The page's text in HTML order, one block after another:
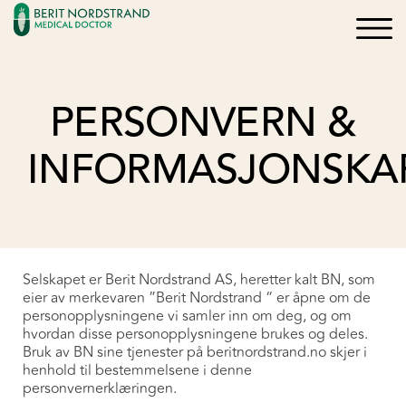
Søk ×
Oppskrifter
Kurs og Foredrag
Bøker
×
PERSONVERN &
Selskapet er Berit Nordstrand AS, heretter kalt BN, som
eier av merkevaren ”Berit Nordstrand “ er åpne om de
personopplysningene vi samler inn om deg, og om
hvordan disse personopplysningene brukes og deles.
Bruk av BN sine tjenester på beritnordstrand.no skjer i
henhold til bestemmelsene i denne
personvernerklæringen.